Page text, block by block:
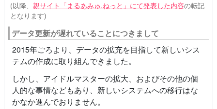
(以降、 親サイト「まるあみゅ.ねっと」にて発表した内容の転記
となります)
データ更新が遅れていることにつきまして
2015年ごろより、データの拡充を目指して新しいシス
テムの作成に取り組んできました。
しかし、アイドルマスターの拡大、およびその他の個
人的な事情などもあり、新しいシステムへの移行はな
かなか進んでおりません。